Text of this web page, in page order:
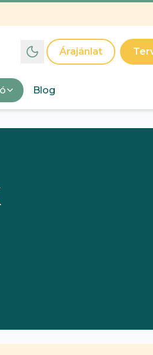
Árajánlat
egyedi grafikai kollekcióinkat –
a mintákat→
Blog